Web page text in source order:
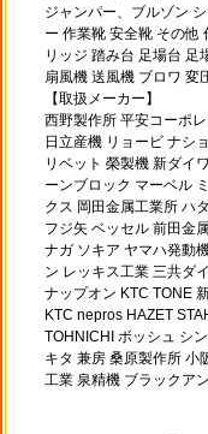
ジャンパー、ブルゾン
ー 作業靴 安全靴 その他
リッジ 踏み台 足場台 足
扇風機 送風機 ブロワ 変
【取扱メーカー】
西野製作所 平安コーポ
日立産機 リョービ ナシ
リベット 榮製機 新ダイ
ーンブロック マーベル
クス 岡田金属工業所 ハ
フジ矢 ベッセル 前田金
ナガ ソキア ヤマハ発動
ン レッキス工業 三共ダ
ナップオン KTC TONE
KTC nepros HAZET
TOHNICHI ボッシュ シ
キタ 兼房 桑原製作所 小
工業 泉精機 ブラックア